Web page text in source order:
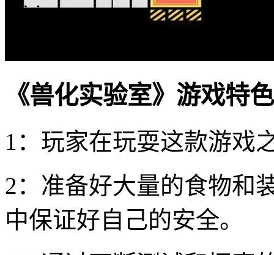
《兽化实验室》游戏特
1：玩家在玩耍这款游戏
2：准备好大量的食物和
中保证好自己的安全。